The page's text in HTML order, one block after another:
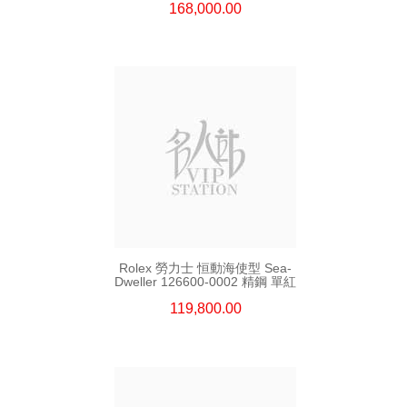
168,000.00
Rolex 勞力士 恒動海使型 Sea-
Dweller 126600-0002 精鋼 單紅
119,800.00